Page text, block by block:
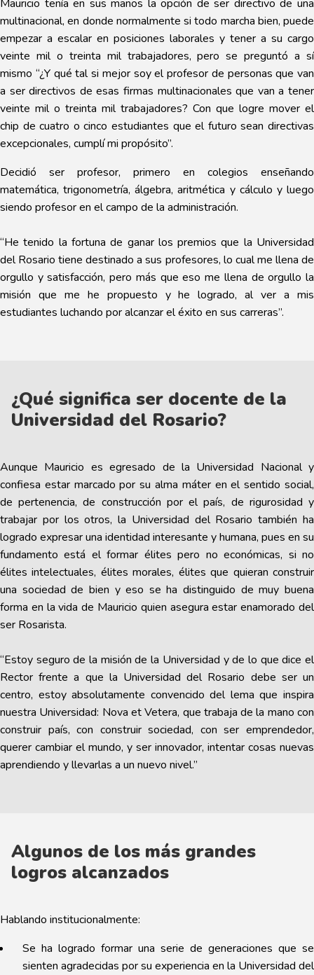
Mauricio tenía en sus manos la opción de ser directivo de una
multinacional, en donde normalmente si todo marcha bien, puede
empezar a escalar en posiciones laborales y tener a su cargo
veinte mil o treinta mil trabajadores, pero se preguntó a sí
mismo “¿Y qué tal si mejor soy el profesor de personas que van
a ser directivos de esas firmas multinacionales que van a tener
veinte mil o treinta mil trabajadores? Con que logre mover el
chip de cuatro o cinco estudiantes que el futuro sean directivas
excepcionales, cumplí mi propósito”.
Decidió ser profesor, primero en colegios enseñando
matemática, trigonometría, álgebra, aritmética y cálculo y luego
siendo profesor en el campo de la administración.
“He tenido la fortuna de ganar los premios que la Universidad
del Rosario tiene destinado a sus profesores, lo cual me llena de
orgullo y satisfacción, pero más que eso me llena de orgullo la
misión que me he propuesto y he logrado, al ver a mis
estudiantes luchando por alcanzar el éxito en sus carreras”.
¿Qué significa ser docente de la
Universidad del Rosario?
Aunque Mauricio es egresado de la Universidad Nacional y
confiesa estar marcado por su alma máter en el sentido social,
de pertenencia, de construcción por el país, de rigurosidad y
trabajar por los otros, la Universidad del Rosario también ha
logrado expresar una identidad interesante y humana, pues en su
fundamento está el formar élites pero no económicas, si no
élites intelectuales, élites morales, élites que quieran construir
una sociedad de bien y eso se ha distinguido de muy buena
forma en la vida de Mauricio quien asegura estar enamorado del
ser Rosarista.
“Estoy seguro de la misión de la Universidad y de lo que dice el
Rector frente a que la Universidad del Rosario debe ser un
centro, estoy absolutamente convencido del lema que inspira
nuestra Universidad: Nova et Vetera, que trabaja de la mano con
construir país, con construir sociedad, con ser emprendedor,
querer cambiar el mundo, y ser innovador, intentar cosas nuevas
aprendiendo y llevarlas a un nuevo nivel.”
Algunos de los más grandes
logros alcanzados
Hablando institucionalmente:
Se ha logrado formar una serie de generaciones que se
sienten agradecidas por su experiencia en la Universidad del